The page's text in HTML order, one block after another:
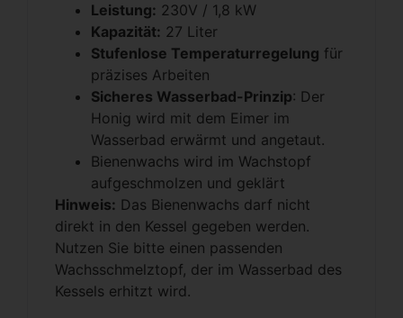
Leistung: 230V / 1,8 kW
Kapazität: 27 Liter
Stufenlose Temperaturregelung für
präzises Arbeiten
Sicheres Wasserbad-Prinzip: Der
Honig wird mit dem Eimer im
Wasserbad erwärmt und angetaut.
Bienenwachs wird im Wachstopf
aufgeschmolzen und geklärt
Hinweis: Das Bienenwachs darf nicht
direkt in den Kessel gegeben werden.
Nutzen Sie bitte einen passenden
Wachsschmelztopf, der im Wasserbad des
Kessels erhitzt wird.